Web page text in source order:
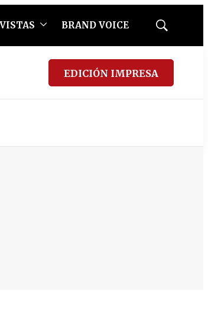
BRAND VOICE
Mostrar
EDICIÓN IMPRESA